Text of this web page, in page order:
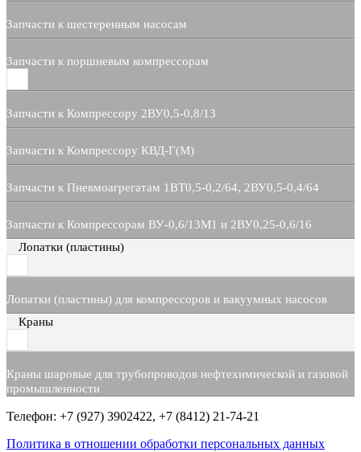
Запчасти к шестеренным насосам
Запчасти к поршневым компрессорам
Запчасти к Компрессору 2ВУ0,5-0,8/13
Запчасти к Компрессору КВД-Г(М)
Запчасти к Пневмоагрегатам 1ВТ0,5-0,2/64, 2ВУ0,5-0,4/64
Запчасти к Компрессорам ВУ-0,6/13М1 и 2ВУ0,25-0,6/16
Лопатки (пластины)
Лопатки (пластины) для компрессоров и вакуумных насосов
Краны
Краны шаровые для трубопроводов нефтехимической и газовой
промышленности
Телефон: +7 (927) 3902422, +7 (8412) 21-74-21
Политика в отношении обработки персональных данных